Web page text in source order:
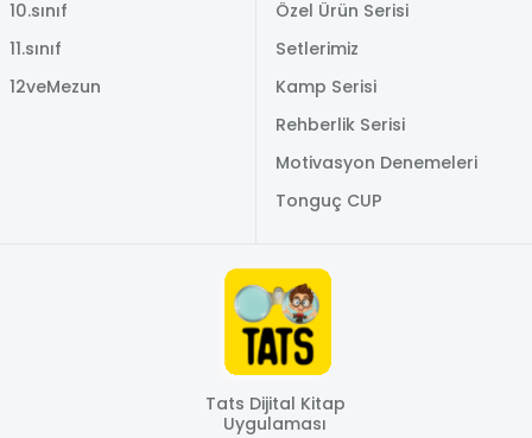
10.sınıf
11.sınıf
12veMezun
Özel Ürün Serisi
Setlerimiz
Kamp Serisi
Rehberlik Serisi
Motivasyon Denemeleri
Tonguç CUP
Tats Dijital Kitap
Uygulaması